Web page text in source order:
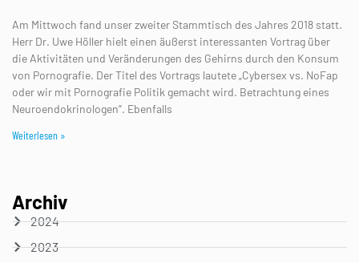
Am Mittwoch fand unser zweiter Stammtisch des Jahres 2018 statt.
Herr Dr. Uwe Höller hielt einen äußerst interessanten Vortrag über
die Aktivitäten und Veränderungen des Gehirns durch den Konsum
von Pornografie. Der Titel des Vortrags lautete „Cybersex vs. NoFap
oder wir mit Pornografie Politik gemacht wird. Betrachtung eines
Neuroendokrinologen“. Ebenfalls
Weiterlesen »
Archiv
2024
2023